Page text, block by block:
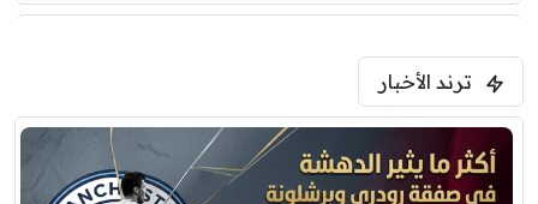
فرينتسفاروشي
7:00 م
ترند الأخبار